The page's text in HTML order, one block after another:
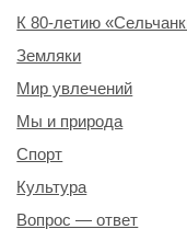
К 80-летию
Земляки
Мир увлечений
Мы и природа
Спорт
Культура
Вопрос — ответ